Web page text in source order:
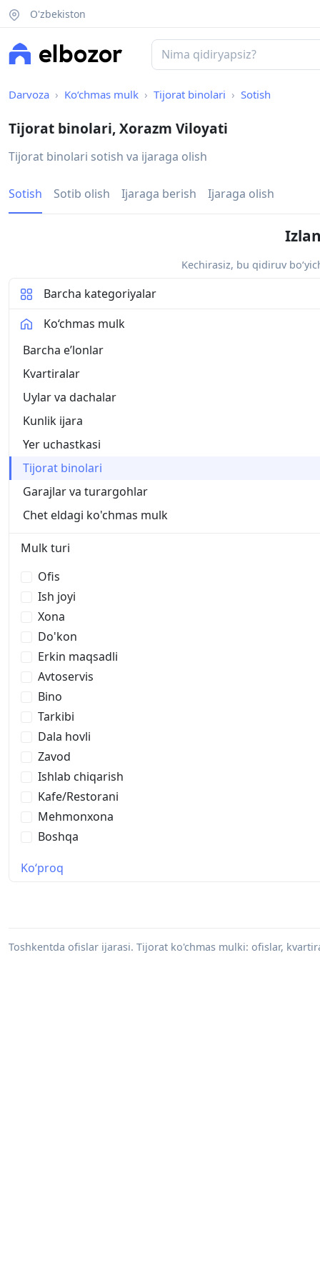
O'zbekiston
Darvoza Ko‘chmas mulk Tijorat binolari Sotish
Tijorat binolari, Xorazm Viloyati
Tijorat binolari sotish va ijaraga olish
Sotish Sotib olish Ijaraga berish Ijaraga olish
Kechirasiz, bu qidiruv
Barcha kategoriyalar
Ko‘chmas mulk
Barcha eʼlonlar
Kvartiralar
Uylar va dachalar
Kunlik ijara
Yer uchastkasi
Tijorat binolari
Garajlar va turargohlar
Chet eldagi ko'chmas mulk
Mulk turi
Ofis
Ish joyi
Xona
Do'kon
Erkin maqsadli
Avtoservis
Bino
Tarkibi
Dala hovli
Zavod
Ishlab chiqarish
Kafe/Restorani
Mehmonxona
Boshqa
Ko‘proq
Toshkentda ofislar ijarasi. Tijorat ko'chmas mulki: ofislar,